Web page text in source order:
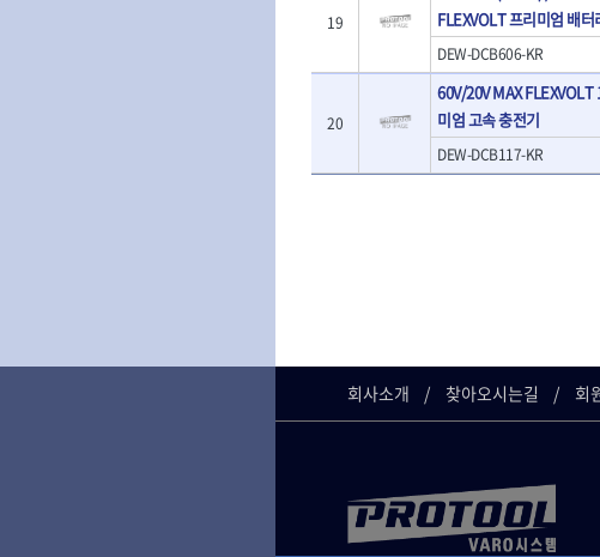
- 너트드라이버
- 충전광택기
- 로터리해머
- 배터리
- 충전기
- 청소기
- 오토해머
전동악세서리
- 전동비트소켓
- 롱자석소켓
- 소켓아답타
- 컷쏘날
- 원형톱날
19
FLEXVOLT 프리미엄 배터
DEW-DCB606-KR
20
60V/20V MAX FLEXVOLT
미엄 고속 충전기
DEW-DCB117-KR
회사소개 찾아오시는길 회